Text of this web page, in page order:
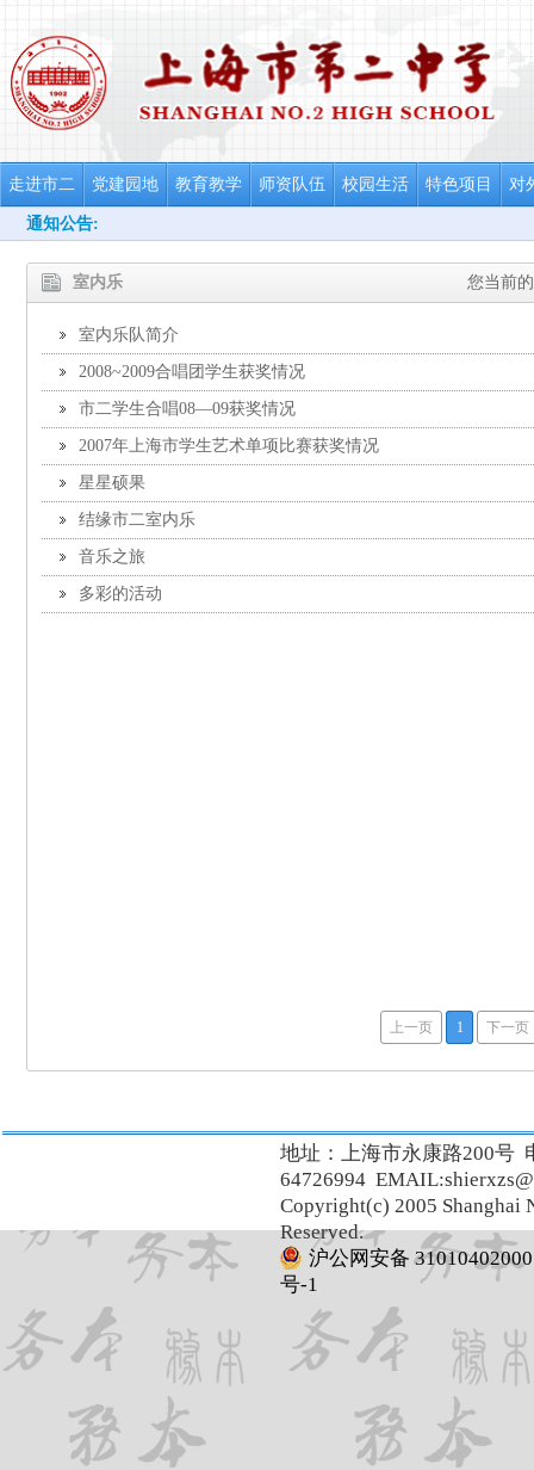
走进市二 党建园地 教育教学 师资队伍 校园生活 特色项目 对
通知公告:
您当前
室内乐
室内乐队简介
2008~2009合唱团学生获奖情况
市二学生合唱08—09获奖情况
2007年上海市学生艺术单项比赛获奖情况
星星硕果
结缘市二室内乐
音乐之旅
多彩的活动
上一页 1 下一页
地址：上海市永康路200号
64726994
Copyright(c) 2005 Shanghai
Reserved.
沪公网安备
号-1